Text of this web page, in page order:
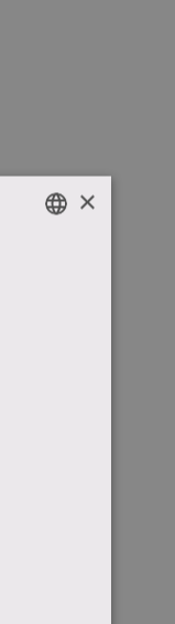
×